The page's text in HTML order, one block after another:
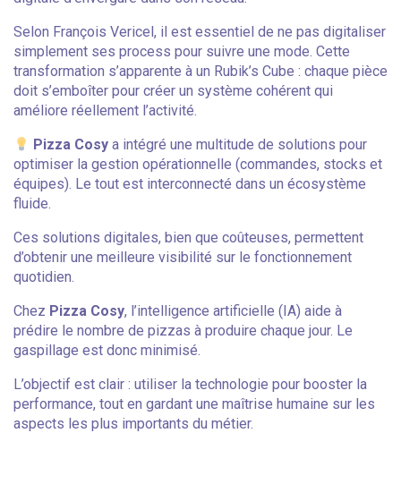
Selon François Vericel, il est essentiel de ne pas digitaliser
simplement ses process pour suivre une mode. Cette
transformation s’apparente à un Rubik’s Cube : chaque pièce
doit s’emboîter pour créer un système cohérent qui
améliore réellement l’activité.
Pizza Cosy a intégré une multitude de solutions pour
optimiser la gestion opérationnelle (commandes, stocks et
équipes). Le tout est interconnecté dans un écosystème
fluide.
Ces solutions digitales, bien que coûteuses, permettent
d’obtenir une meilleure visibilité sur le fonctionnement
quotidien.
Chez Pizza Cosy, l’intelligence artificielle (IA) aide à
prédire le nombre de pizzas à produire chaque jour. Le
gaspillage est donc minimisé.
L’objectif est clair : utiliser la technologie pour booster la
performance, tout en gardant une maîtrise humaine sur les
aspects les plus importants du métier.